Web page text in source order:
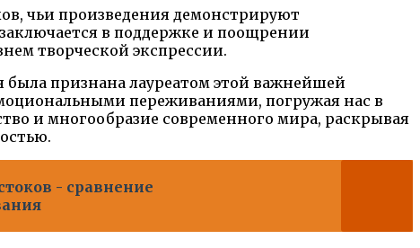
чьи произведения демонстрируют
в поддержке и поощрении
творческой экспрессии.
была признана лауреатом этой важнейшей
переживаниями, погружая нас в
и многообразие современного мира, раскрывая
- сравнение